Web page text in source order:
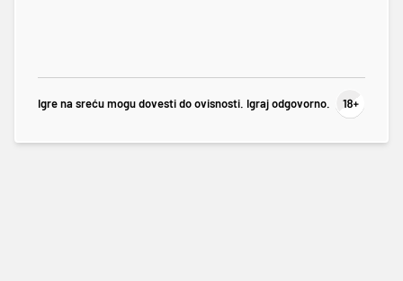
Igre na sreću mogu dovesti do ovisnosti. Igraj odgovorno.